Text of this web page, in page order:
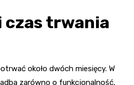
czas trwania
około dwóch miesięcy. W
zarówno o funkcjonalność,